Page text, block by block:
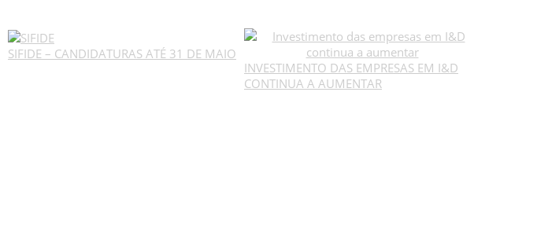
SIFIDE – CANDIDATURAS ATÉ 31 DE MAIO
INVESTIMENTO DAS EMPRESAS EM I&D
CONTINUA A AUMENTAR